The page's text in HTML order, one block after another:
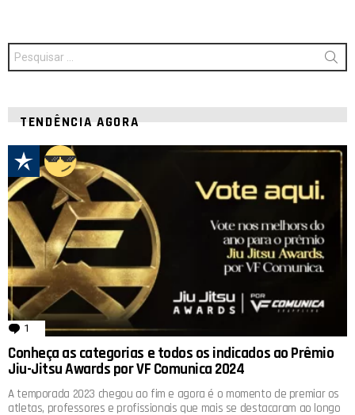
Procurar
por:
TENDÊNCIA AGORA
1 comentário
Conheça as categorias e todos os indicados ao Prêmio
Jiu-Jitsu Awards por VF Comunica 2024
A temporada 2023 chegou ao fim e agora é o momento de premiar os
atletas, professores e profissionais que mais se destacaram ao longo